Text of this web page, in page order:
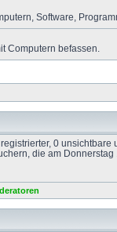
Software,
Computern befassen.
0
die am